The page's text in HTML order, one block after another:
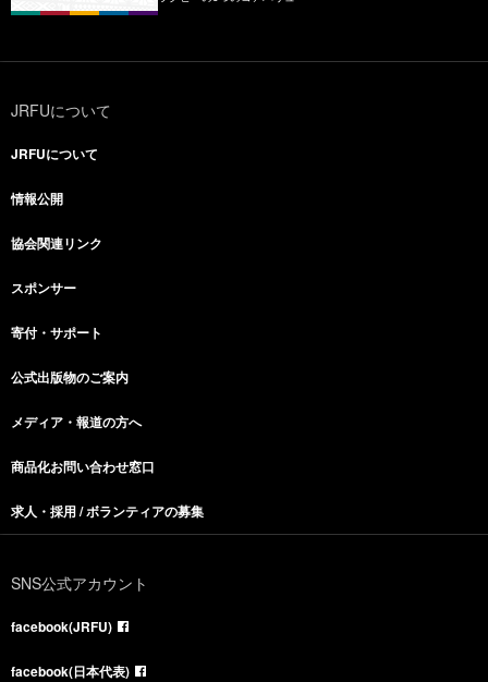
JRFUについて
JRFUについて
情報公開
協会関連リンク
スポンサー
寄付・サポート
公式出版物のご案内
メディア・報道の方へ
商品化お問い合わせ窓口
求人・採用 / ボランティアの募集
SNS公式アカウント
facebook(JRFU)
facebook(日本代表)